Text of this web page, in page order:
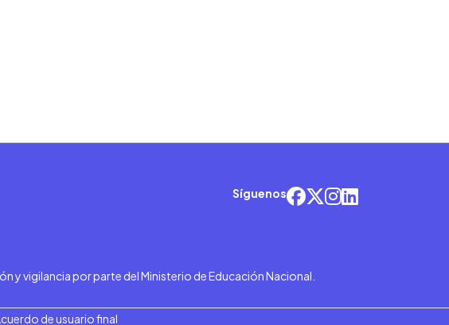
Síguenos
y vigilancia por parte del Ministerio de Educación Nacional.
de usuario final